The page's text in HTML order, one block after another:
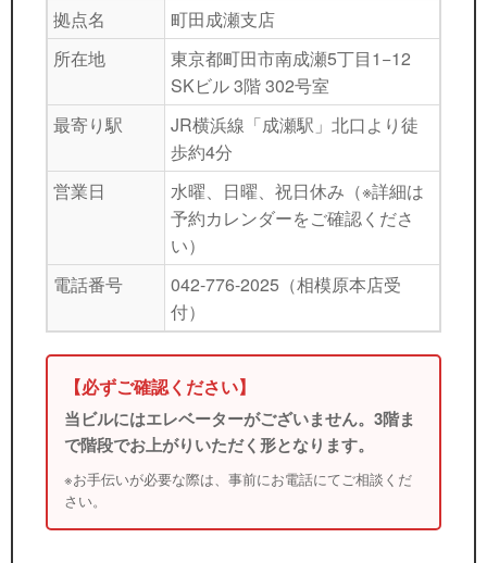
拠点名
町田成瀬支店
所在地
東京都町田市南成瀬5丁目1−12
SKビル 3階 302号室
最寄り駅
JR横浜線「成瀬駅」北口より徒
歩約4分
営業日
水曜、日曜、祝日休み（※詳細は
予約カレンダーをご確認くださ
い）
電話番号
042-776-2025（相模原本店受
付）
【必ずご確認ください】
当ビルにはエレベーターがございません。3階ま
で階段でお上がりいただく形となります。
※お手伝いが必要な際は、事前にお電話にてご相談くだ
さい。